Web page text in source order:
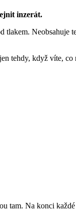
inzerát.
Neobsahuje
tehdy, když víte, co
tam. Na konci